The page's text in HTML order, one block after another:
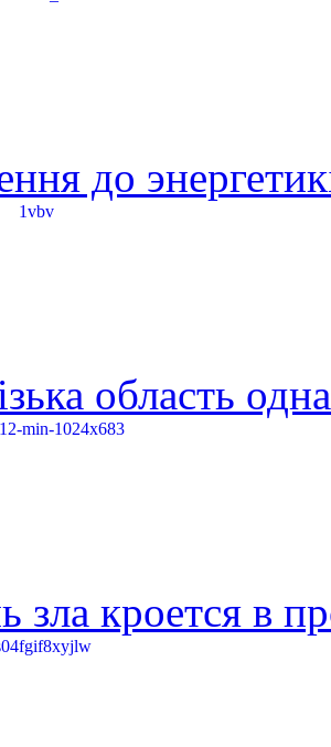
до
область
зла кроется в